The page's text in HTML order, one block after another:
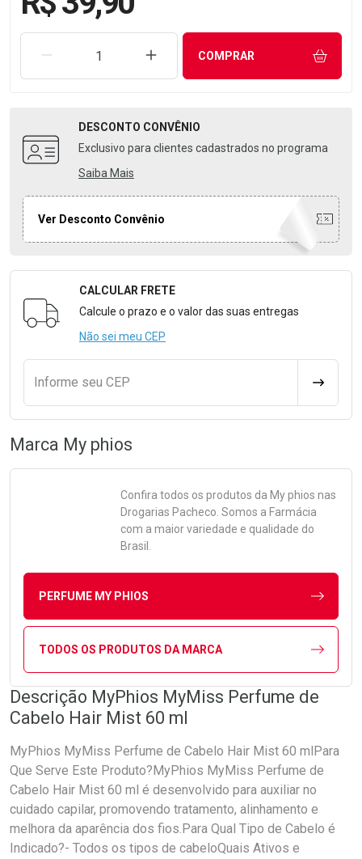
REMOVER UMA UNIDADEAUMENTAR UMA UNIDADE
COMPRAR
DESCONTO CONVÊNIO
Exclusivo para clientes cadastrados no programa
Saiba Mais
Ver Desconto Convênio
Formulário para Calcular o Frete
CALCULAR FRETE
Calcule o prazo e o valor das suas entregas
Não sei meu CEP
Informe seu CEP
Marca My phios
Confira todos os produtos da My phios nas
Drogarias Pacheco. Somos a Farmácia
com a maior variedade e qualidade do
Brasil.
PERFUME MY PHIOS
TODOS OS PRODUTOS DA MARCA
Descrição MyPhios MyMiss Perfume de
Cabelo Hair Mist 60 ml
MyPhios MyMiss Perfume de Cabelo Hair Mist 60 mlPara
Que Serve Este Produto?MyPhios MyMiss Perfume de
Cabelo Hair Mist 60 ml é desenvolvido para auxiliar no
cuidado capilar, promovendo tratamento, alinhamento e
melhora da aparência dos fios.Para Qual Tipo de Cabelo é
Indicado?- Todos os tipos de cabeloQuais Ativos e